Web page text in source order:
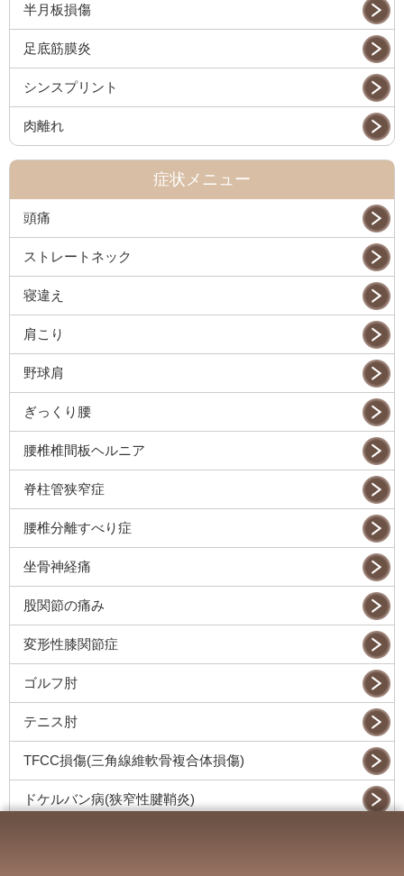
半月板損傷
足底筋膜炎
シンスプリント
肉離れ
症状メニュー
頭痛
ストレートネック
寝違え
肩こり
野球肩
ぎっくり腰
腰椎椎間板ヘルニア
脊柱管狭窄症
腰椎分離すべり症
坐骨神経痛
股関節の痛み
変形性膝関節症
ゴルフ肘
テニス肘
TFCC損傷(三角線維軟骨複合体損傷)
ドケルバン病(狭窄性腱鞘炎)